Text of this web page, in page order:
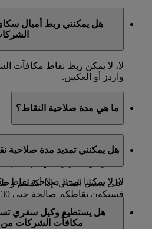
هل يمكنني ربط أميال
لا، لا يمكن ربط نقاط مكافآت
واردز أو العكس.
ما هي مدة صلاحية النقاط؟
مكافآت الشركات صالحة
فستكون نقاطكم صالحة حتى 30 أيلول 2020.
هل يمكنني تمديد مدة صلاحية
لا، لا يمكننا تمديد صلاحية
هل يستطيع وكيل سفري
مكافآت الشركات من